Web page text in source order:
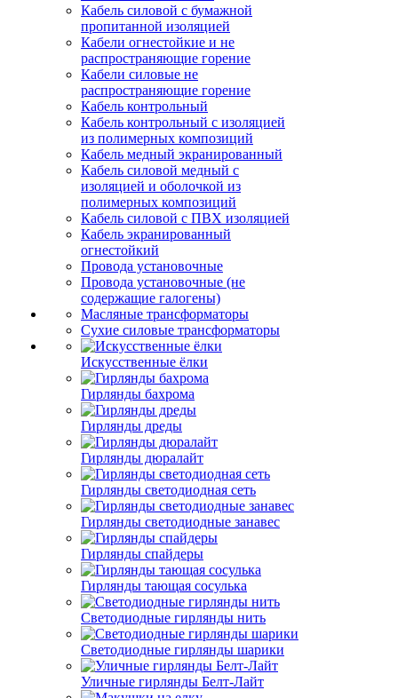
Кабель силовой с бумажной
пропитанной изоляцией
Кабели огнестойкие и не
распространяющие горение
Кабели силовые не
распространяющие горение
Кабель контрольный
Кабель контрольный с изоляцией
из полимерных композиций
Кабель медный экранированный
Кабель силовой медный с
изоляцией и оболочкой из
полимерных композиций
Кабель силовой с ПВХ изоляцией
Кабель экранированный
огнестойкий
Провода установочные
Провода установочные (не
содержащие галогены)
Масляные трансформаторы
Сухие силовые трансформаторы
Искусственные ёлки
Гирлянды бахрома
Гирлянды дреды
Гирлянды дюралайт
Гирлянды светодиодная сеть
Гирлянды светодиодные занавес
Гирлянды спайдеры
Гирлянды тающая сосулька
Светодиодные гирлянды нить
Светодиодные гирлянды шарики
Уличные гирлянды Белт-Лайт